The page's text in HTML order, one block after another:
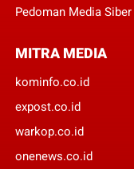
Pedoman Media Siber
MITRA MEDIA
kominfo.co.id
expost.co.id
warkop.co.id
onenews.co.id